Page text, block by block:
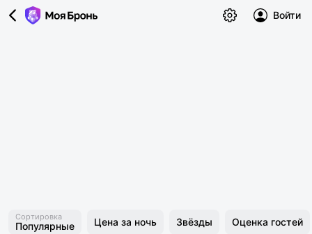
Войти
Сортировка
Популярные Цена за ночь Звёзды Оценка гостей